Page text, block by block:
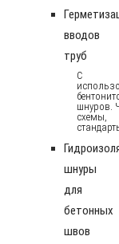
вводов
труб
С
шнуров.
схемы,
шнуры
для
бетонных
швов